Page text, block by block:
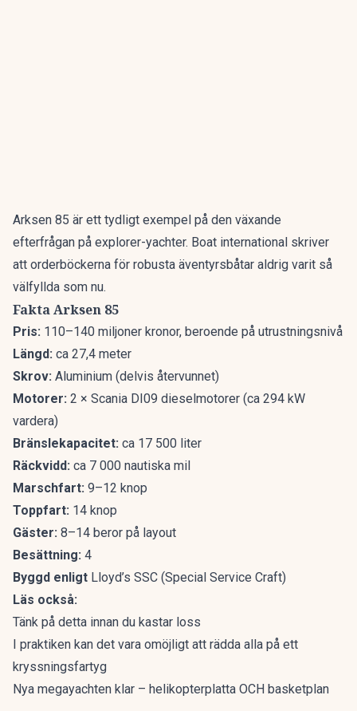
Arksen 85 är ett tydligt exempel på den växande
efterfrågan på explorer-yachter. Boat international skriver
att orderböckerna för robusta äventyrsbåtar aldrig varit så
välfyllda som nu.
Fakta Arksen 85
Pris: 110–140 miljoner kronor, beroende på utrustningsnivå
Längd: ca 27,4 meter
Skrov: Aluminium (delvis återvunnet)
Motorer: 2 × Scania DI09 dieselmotorer (ca 294 kW
vardera)
Bränslekapacitet: ca 17 500 liter
Räckvidd: ca 7 000 nautiska mil
Marschfart: 9–12 knop
Toppfart: 14 knop
Gäster: 8–14 beror på layout
Besättning: 4
Byggd enligt Lloyd’s SSC (Special Service Craft)
Läs också:
Tänk på detta innan du kastar loss
I praktiken kan det vara omöjligt att rädda alla på ett
kryssningsfartyg
Nya megayachten klar – helikopterplatta OCH basketplan